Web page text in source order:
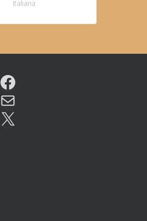
Italiana
Facebook
Email
X